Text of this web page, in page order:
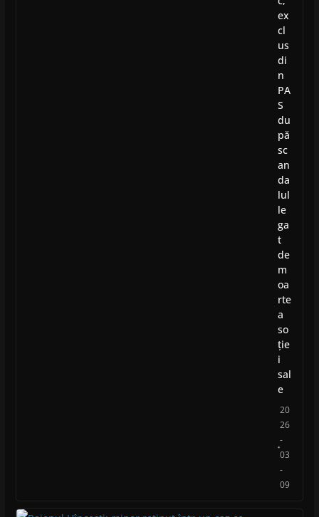
ex
cl
us
di
n
PA
S
du
pă
sc
an
da
lul
le
ga
t
de
m
oa
rte
a
so
ție
i
sal
e
20
26
-
03
-
09